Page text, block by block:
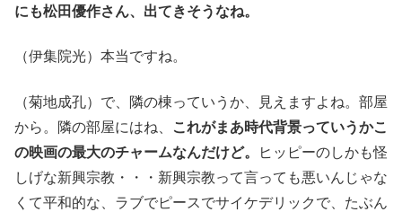
にも松田優作さん、出てきそうなね。
（伊集院光）本当ですね。
（菊地成孔）で、隣の棟っていうか、見えますよね。部屋
から。隣の部屋にはね、
これがまあ時代背景っていうかこ
の映画の最大のチャームなんだけど。
ヒッピーのしかも怪
しげな新興宗教・・・新興宗教って言っても悪いんじゃな
くて平和的な、ラブでピースでサイケデリックで、たぶん